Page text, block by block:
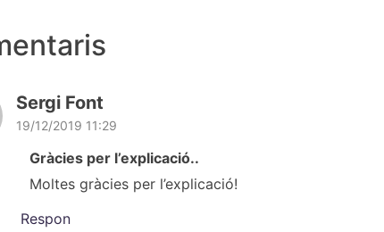
Sergi Font
19/12/2019 11:29
Gràcies per l’explicació..
Moltes gràcies per l’explicació!
Respon